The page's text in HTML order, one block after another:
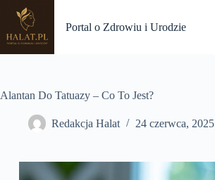
Przejdź
treści
Portal o Zdrowiu i Urodzie
Alantan Do Tatuazy – Co To Jest?
Redakcja Halat 24 czerwca, 2025